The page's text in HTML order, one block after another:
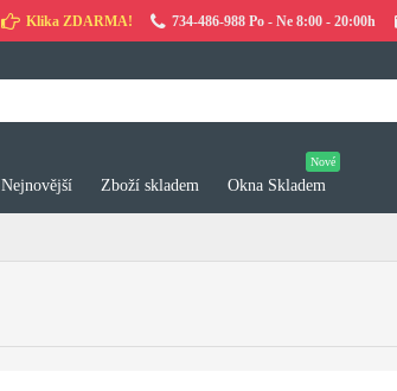
Klika ZDARMA! 734-486-988 Po - Ne 8:00 - 20:00h
Nejnovější Zboží skladem Okna Skladem
Nové